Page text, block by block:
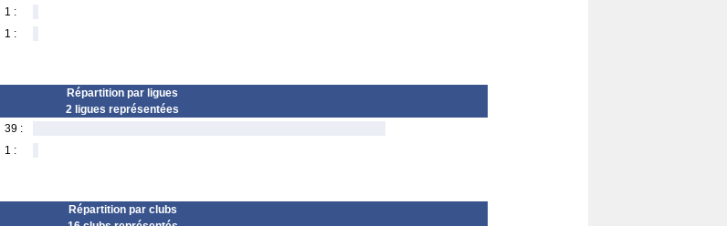
1 :
1 :
Répartition par ligues
2 ligues représentées
39 :
1 :
Répartition par clubs